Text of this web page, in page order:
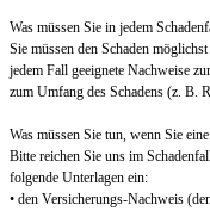
Was müssen Sie in jedem
Sie müssen den Schaden
jedem Fall geeignete Nachweise
zum Umfang des Schadens (z. B.
Was müssen Sie tun, wenn Sie
Bitte reichen Sie uns im
folgende Unterlagen ein:
• den Versicherungs-Nachweis